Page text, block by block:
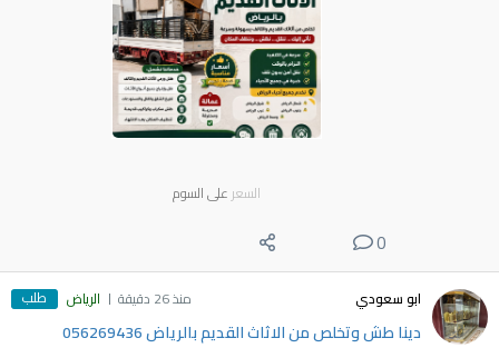
السعر على السوم
0
ابو سعودي منذ 26 دقيقة الرياض طلب
دينا طش وتخلص من الاثاث القديم بالرياض 056269436